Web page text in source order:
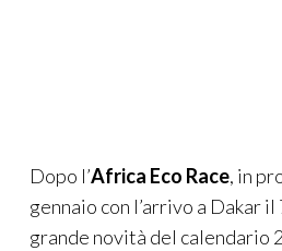
Dopo l’Africa Eco Race, in
gennaio con l’arrivo a Dakar
grande novità del calendario